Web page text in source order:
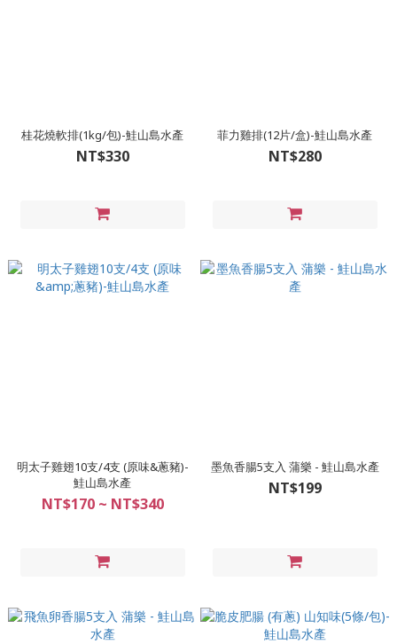
桂花燒軟排(1kg/包)-鮭山島水產
NT$330
菲力雞排(12片/盒)-鮭山島水產
NT$280
明太子雞翅10支/4支 (原味&蔥豬)-
鮭山島水產
NT$170 ~ NT$340
墨魚香腸5支入 蒲樂 - 鮭山島水產
NT$199